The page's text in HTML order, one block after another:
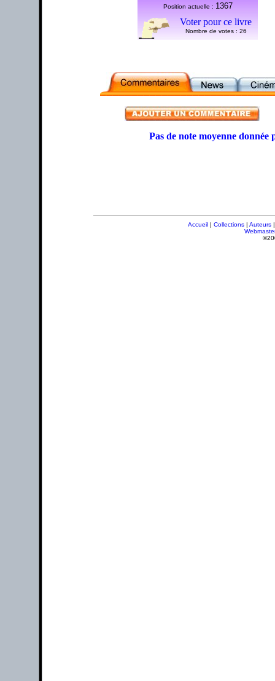
Position actuelle : 1367
Voter pour ce livre
Nombre de votes : 26
Pas de note moyenne
Accueil | Collections | Auteurs